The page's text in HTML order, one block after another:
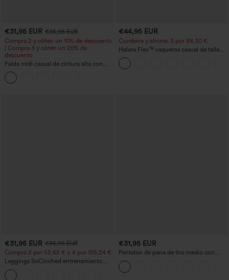
€31,95 EUR €35,95 EUR
Compra 2 y obtén un 10% de descuento
| Compra 3 y obtén un 20% de
descuento
Falda midi casual de cintura alta con
control abdominal, fruncida, bajo curvo,
2 en 1 en forro polar y PU
€44,95 EUR
Combina y ahorra: 3 por 88,30 €
Halara Flex™ vaqueros casual de talle
alto con bolsillos, estilo baggy de pierna
ancha, efecto lavado
€31,95 EUR €35,95 EUR
Compra 2 por 52,62 € o 4 por 105,24 €.
Leggings SoCinched entrenamiento
moldeador abdomen bolsillo lateral tiro
alto
€31,95 EUR
Pantalón de pana de tiro medio con
cremallera